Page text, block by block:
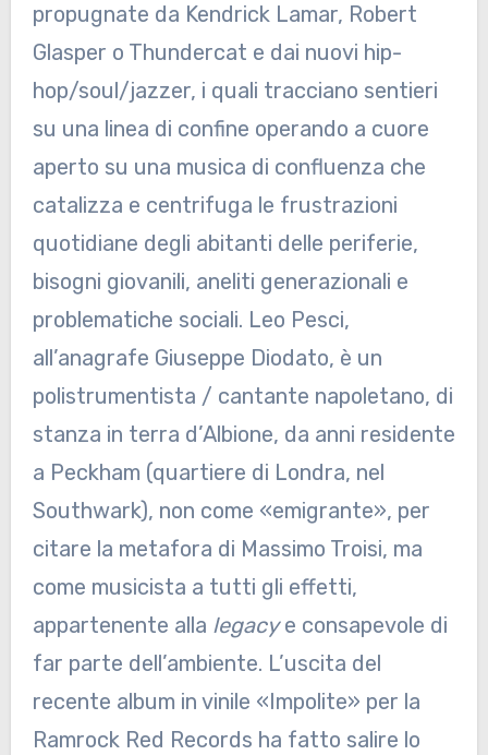
propugnate da Kendrick Lamar, Robert
Glasper o Thundercat e dai nuovi hip-
hop/soul/jazzer, i quali tracciano sentieri
su una linea di confine operando a cuore
aperto su una musica di confluenza che
catalizza e centrifuga le frustrazioni
quotidiane degli abitanti delle periferie,
bisogni giovanili, aneliti generazionali e
problematiche sociali. Leo Pesci,
all’anagrafe Giuseppe Diodato, è un
polistrumentista / cantante napoletano, di
stanza in terra d’Albione, da anni residente
a Peckham (quartiere di Londra, nel
Southwark), non come «emigrante», per
citare la metafora di Massimo Troisi, ma
come musicista a tutti gli effetti,
appartenente alla legacye consapevole di
far parte dell’ambiente. L’uscita del
recente album in vinile «Impolite» per la
Ramrock Red Records ha fatto salire lo